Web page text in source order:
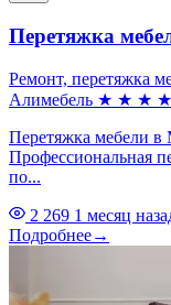
Перетяжка
Ремонт, перетяжка
Алимебель ★ ★ ★ ★
Перетяжка мебели
Профессиональная
по...
2 269 1 месяц
Подробнее→